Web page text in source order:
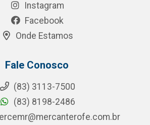
Instagram
Facebook
Onde Estamos
Fale Conosco
(83) 3113-7500
(83) 8198-2486